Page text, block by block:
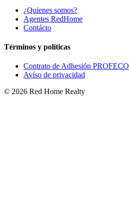
¿Quienes somos?
Agentes RedHome
Contácto
Términos y políticas
Contrato de Adhesión PROFECO
Avíso de privacidad
© 2026 Red Home Realty